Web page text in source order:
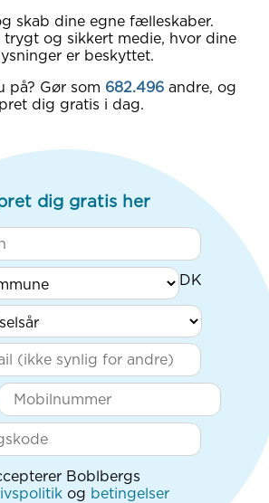
skab dine egne fælleskaber.
og sikkert medie, hvor dine
er beskyttet.
på? Gør som 682.496 andre, og
dig gratis i dag.
dig gratis her
Boblbergs
og betingelser